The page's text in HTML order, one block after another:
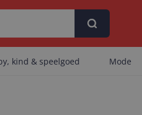
kind & speelgoed Mode